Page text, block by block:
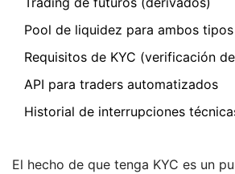
Pool de liquidez para ambos
Requisitos de KYC (verificación
API para traders automatizados
Historial de interrupciones
El hecho de que tenga KYC es un